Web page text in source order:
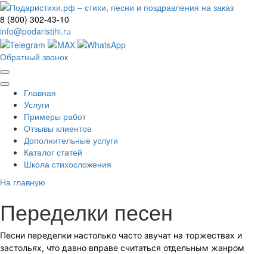
8 (800) 302-43-10
info@podaristihi.ru
Обратный звонок
Главная
Услуги
Примеры работ
Отзывы клиентов
Дополнительные услуги
Каталог статей
Школа стихосложения
На главную
Переделки песен
Песни переделки настолько часто звучат на торжествах и
застольях, что давно вправе считаться отдельным жанром